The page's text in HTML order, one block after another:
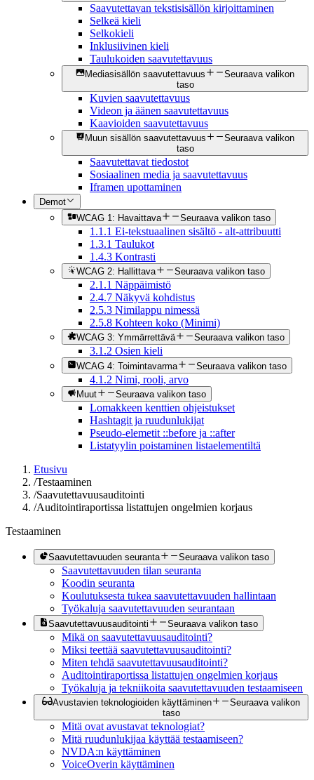
Saavutettavan tekstisisällön kirjoittaminen
Selkeä kieli
Selkokieli
Inklusiivinen kieli
Taulukoiden saavutettavuus
Mediasisällön saavutettavuus
Seuraava valikon
taso
Kuvien saavutettavuus
Videon ja äänen saavutettavuus
Kaavioiden saavutettavuus
Muun sisällön saavutettavuus
Seuraava valikon
taso
Saavutettavat tiedostot
Sosiaalinen media ja saavutettavuus
Iframen upottaminen
Demot
WCAG 1: Havaittava
Seuraava valikon taso
1.1.1 Ei-tekstuaalinen sisältö - alt-attribuutti
1.3.1 Taulukot
1.4.3 Kontrasti
WCAG 2: Hallittava Seuraava valikon taso
2.1.1 Näppäimistö
2.4.7 Näkyvä kohdistus
2.5.3 Nimilappu nimessä
2.5.8 Kohteen koko (Minimi)
WCAG 3: Ymmärrettävä Seuraava valikon taso
3.1.2 Osien kieli
WCAG 4: Toimintavarma Seuraava valikon taso
4.1.2 Nimi, rooli, arvo
Muut Seuraava valikon taso
Lomakkeen kenttien ohjeistukset
Hashtagit ja ruudunlukijat
Pseudo-elemetit ::before ja ::after
Listatyylin poistaminen listaelementiltä
Etusivu
/Testaaminen
/Saavutettavuusauditointi
/Auditointiraportissa listattujen ongelmien korjaus
Testaaminen
Saavutettavuuden seuranta Seuraava valikon taso
Saavutettavuuden tilan seuranta
Koodin seuranta
Koulutuksesta tukea saavutettavuuden hallintaan
Työkaluja saavutettavuuden seurantaan
Saavutettavuusauditointi Seuraava valikon taso
Mikä on saavutettavuusauditointi?
Miksi teettää saavutettavuusauditointi?
Miten tehdä saavutettavuusauditointi?
Auditointiraportissa listattujen ongelmien korjaus
Työkaluja ja tekniikoita saavutettavuuden testaamiseen
Avustavien teknologioiden käyttäminen
Seuraava valikon
taso
Mitä ovat avustavat teknologiat?
Mitä ruudunlukijaa käyttää testaamiseen?
NVDA:n käyttäminen
VoiceOverin käyttäminen